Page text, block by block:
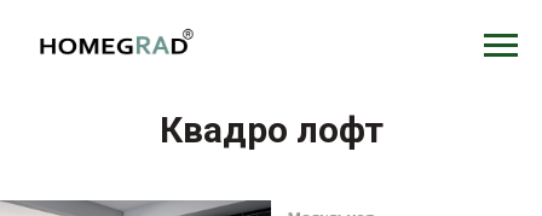
Квадро лофт